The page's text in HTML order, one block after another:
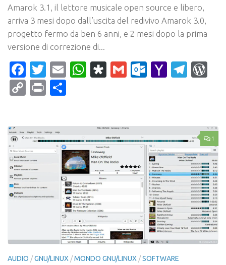
Amarok 3.1, il lettore musicale open source e libero,
arriva 3 mesi dopo dall’uscita del redivivo Amarok 3.0,
progetto fermo da ben 6 anni, e 2 mesi dopo la prima
versione di correzione di...
Facebook
Twitter
EmailWhatsApp
Diaspora
Gmail Yahoo
CopyPrint
1
AUDIO /GNU/LINUX /MONDO GNU/LINUX /SOFTWARE